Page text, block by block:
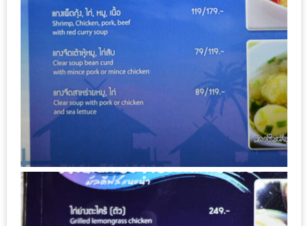
มาก
ที่สุด
ประจำ
ปี
2557
กิจกรรม
กับ
ENEWS